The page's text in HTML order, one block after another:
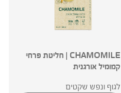
CHAMOMILE | חליטת פרחי
קמומיל אורגנית
לגוף ונפש שקטים